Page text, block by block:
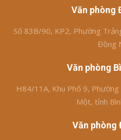
Văn phòng
Số 83B/90, KP2, Phường
Đồng
Văn phòng
H84/11A, Khu Phố 9, Phường
Một, tỉnh
Văn phòng